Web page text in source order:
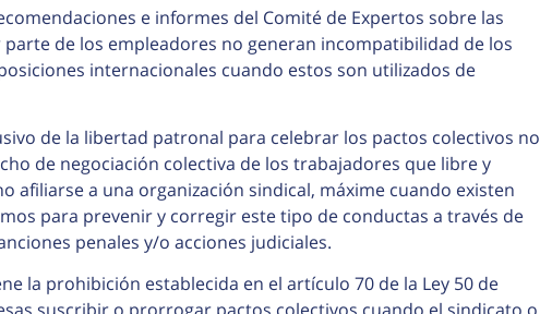
e informes del Comité de Expertos sobre las
de los empleadores no generan incompatibilidad de los
internacionales cuando estos son utilizados de
de la libertad patronal para celebrar los pactos colectivos no
de negociación colectiva de los trabajadores que libre y
afiliarse a una organización sindical, máxime cuando existen
para prevenir y corregir este tipo de conductas a través de
penales y/o acciones judiciales.
la prohibición establecida en el artículo 70 de la Ley 50 de